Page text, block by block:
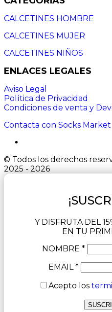
CALCETINES HOMBRE
CALCETINES MUJER
CALCETINES NIÑOS
ENLACES LEGALES
Aviso Legal
Política de Privacidad
Condiciones de venta y
Contacta con Socks Market
© Todos los derechos
2025 - 2026
Y DISFRUTA DEL
EN TU
NOMBRE *
EMAIL *
Acepto los